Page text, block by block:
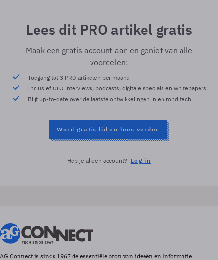
Lees dit PRO artikel gratis
Maak een gratis account aan en geniet van alle
voordelen:
Toegang tot 3 PRO artikelen per maand
Inclusief CTO interviews, podcasts, digitale specials en whitepapers
Blijf up-to-date over de laatste ontwikkelingen in en rond tech
Word gratis lid en lees verder
Heb je al een account? Log in
AG Connect is sinds 1967 de essentiële bron van ideeën en informatie